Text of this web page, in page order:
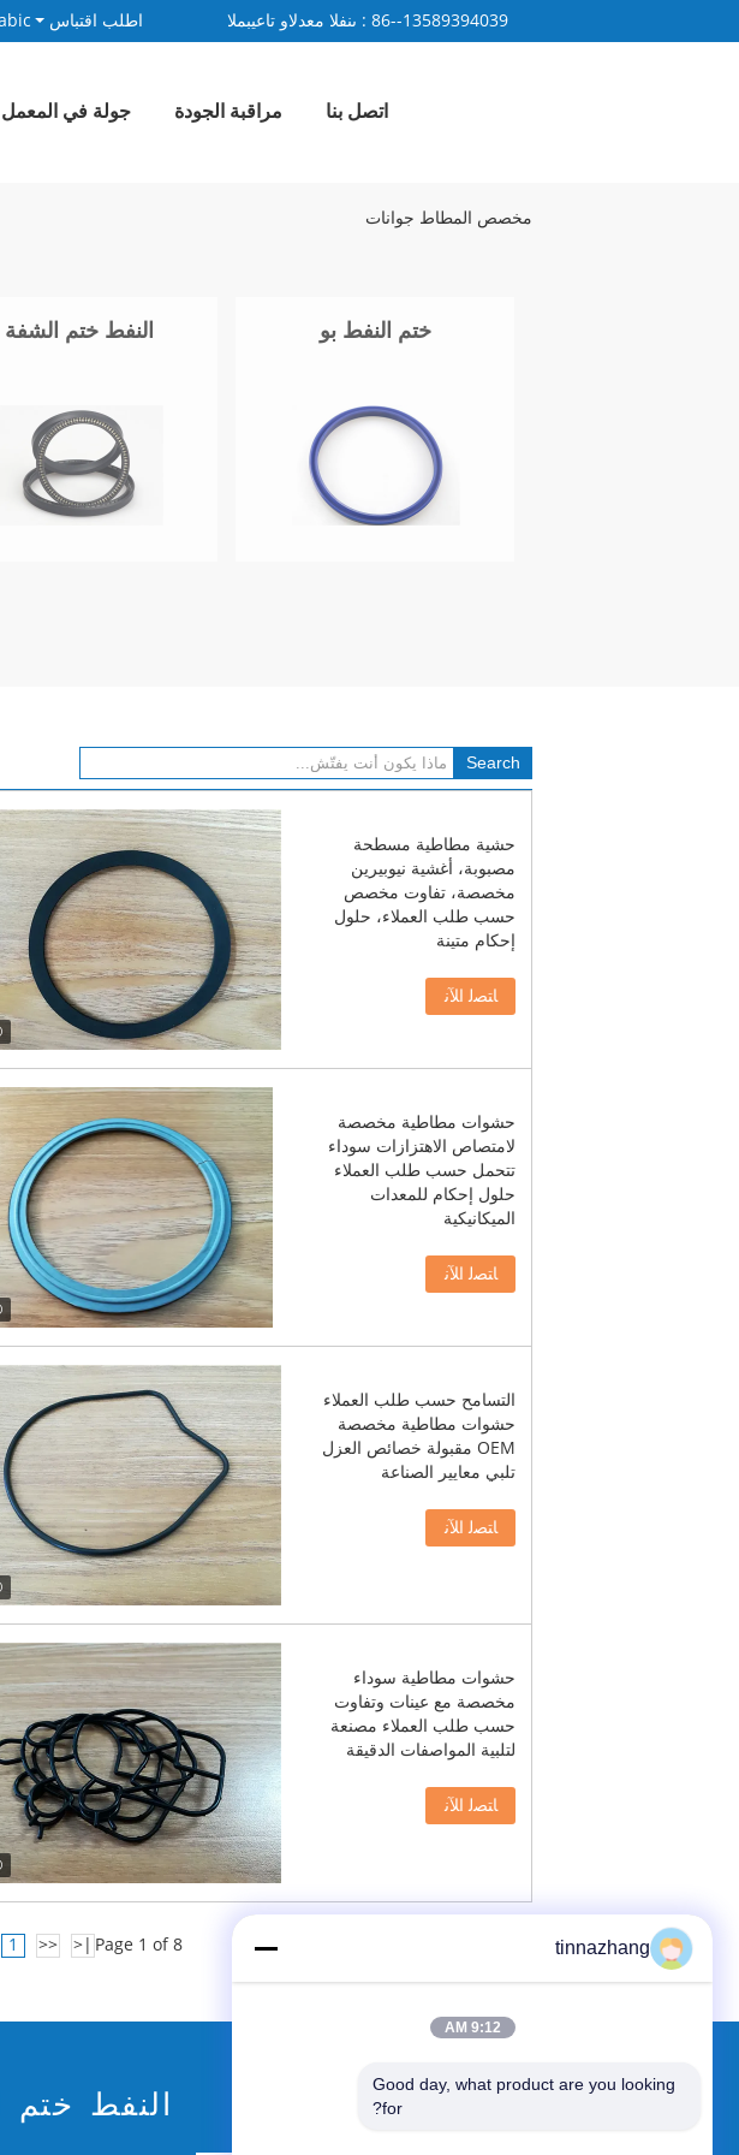
المبيعات والدعم الفنى : 86--13589394039 اطلب اقتباس
جولة في المعمل مراقبة الجودة اتصل بنا
مخصص المطاط جوانات
ختم النفط بو النفط ختم الشفة
حشية مطاطية مسطحة
مصبوبة، أغشية نيوبيرين
مخصصة، تفاوت مخصص
حسب طلب العملاء، حلول
إحكام متينة
ﺎﺘﺼﻟ ﺍﻶﻧ
حشوات مطاطية مخصصة
لامتصاص الاهتزازات سوداء
تتحمل حسب طلب العملاء
حلول إحكام للمعدات
الميكانيكية
ﺎﺘﺼﻟ ﺍﻶﻧ
التسامح حسب طلب العملاء
حشوات مطاطية مخصصة
OEM مقبولة خصائص العزل
تلبي معايير الصناعة
ﺎﺘﺼﻟ ﺍﻶﻧ
حشوات مطاطية سوداء
مخصصة مع عينات وتفاوت
حسب طلب العملاء مصنعة
لتلبية المواصفات الدقيقة
ﺎﺘﺼﻟ ﺍﻶﻧ
Page 1 of 8
|<
<<
1
النفط ختم طلب اقتباس
tinnazhang
9:12 AM
Good day, what product are you looking
for?